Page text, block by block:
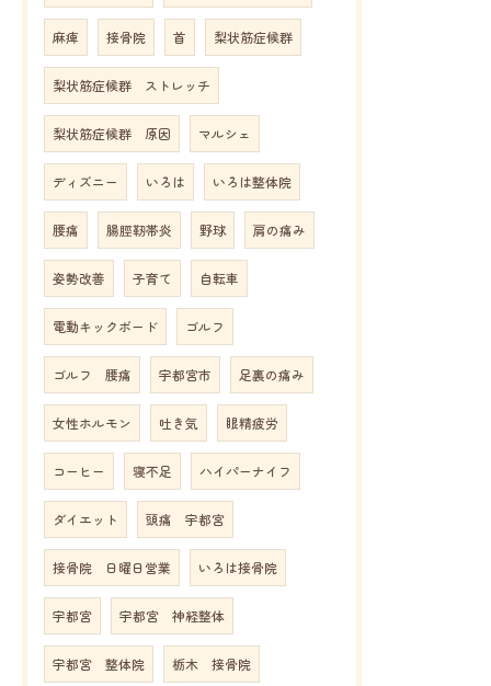
麻痺 接骨院 首 梨状筋症候群
梨状筋症候群 ストレッチ
梨状筋症候群 原因 マルシェ
ディズニー いろは いろは整体院
腰痛 腸脛靭帯炎 野球 肩の痛み
姿勢改善 子育て 自転車
電動キックボード ゴルフ
ゴルフ 腰痛 宇都宮市 足裏の痛み
女性ホルモン 吐き気 眼精疲労
コーヒー 寝不足 ハイパーナイフ
ダイエット 頭痛 宇都宮
接骨院 日曜日営業 いろは接骨院
宇都宮 宇都宮 神経整体
宇都宮 整体院 栃木 接骨院